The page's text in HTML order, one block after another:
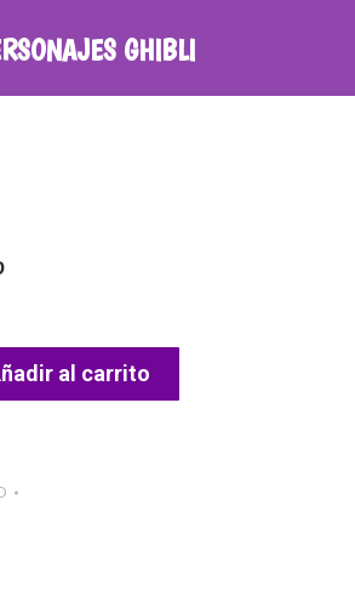
GHIBLI
al carrito